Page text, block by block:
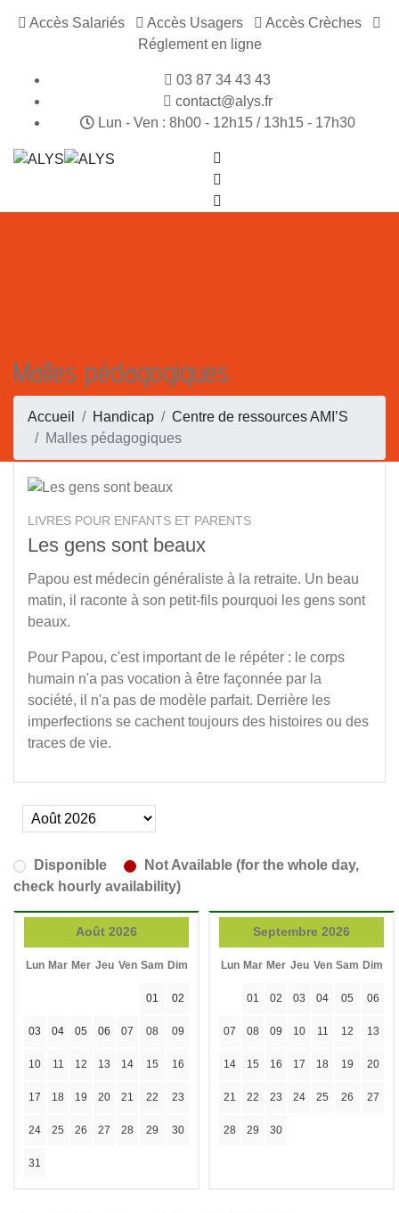
Accès Salariés Accès Usagers
Accès Crèches
Réglement en ligne
03 87 34 43 43
contact@alys.fr
Lun - Ven : 8h00 - 12h15 / 13h15 - 17h30
Malles pédagogiques
Accueil Handicap
Centre de ressources AMI’S
Malles pédagogiques
LIVRES POUR ENFANTS ET PARENTS
Les gens sont beaux
Papou est médecin généraliste à la retraite. Un beau
matin, il raconte à son petit-fils pourquoi les gens sont
beaux.
Pour Papou, c'est important de le répéter : le corps
humain n'a pas vocation à être façonnée par la
société, il n'a pas de modèle parfait. Derrière les
imperfections se cachent toujours des histoires ou des
traces de vie.
Disponible
Not Available (for the whole day,
check hourly availability)
Août 2026
Lun Mar Mer Jeu Ven Sam Dim
01 02
03 04 05 06 07 08 09
10 11 12 13 14 15 16
17 18 19 20 21 22 23
24 25 26 27 28 29 30
31
Septembre 2026
Lun Mar Mer Jeu Ven Sam Dim
01 02 03 04 05 06
07 08 09 10 11 12 13
14 15 16 17 18 19 20
21 22 23 24 25 26 27
28 29 30